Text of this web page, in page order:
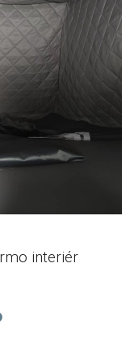
interiér